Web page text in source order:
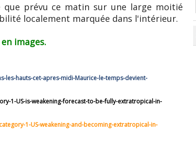
prévu ce matin sur une large moitié
localement marquée dans l'intérieur.
images.
les-hauts-cet-apres-midi-Maurice-le-temps-devient-
1-US-is-weakening-forecast-to-be-fully-extratropical-in-
1-US-weakening-and-becoming-extratropical-in-